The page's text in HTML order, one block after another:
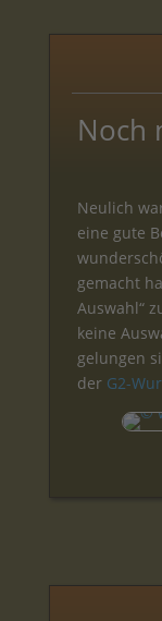
Noch
Neulich
eine gute
gemacht
Auswahl“
keine
gelungen
der G2-